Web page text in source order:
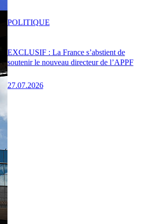
EXCLUSIF : La France s’abstient de
soutenir le nouveau directeur de l’APPF
27.07.2026
POLITIQUE